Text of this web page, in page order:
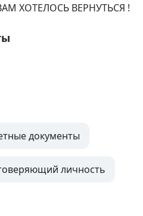
ХОТЕЛОСЬ ВЕРНУТЬСЯ !
документы
личность